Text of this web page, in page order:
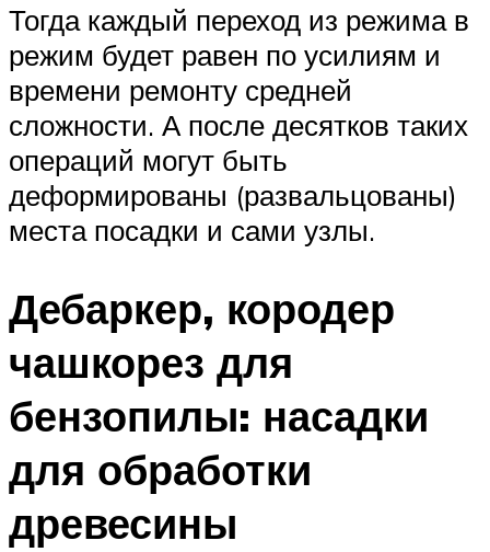
Тогда каждый переход из режима в
режим будет равен по усилиям и
времени ремонту средней
сложности. А после десятков таких
операций могут быть
деформированы (развальцованы)
места посадки и сами узлы.
Дебаркер, кородер
чашкорез для
бензопилы: насадки
для обработки
древесины